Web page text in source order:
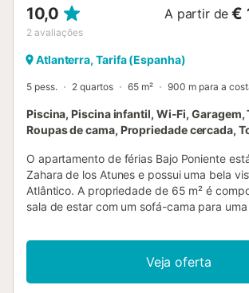
10,0
2 avaliações
A partir de €
Atlanterra, Tarifa (Espanha)
5 pess. 2 quartos 65 m² 900 m para a
Piscina, Piscina infantil, Wi-Fi, Garagem,
Roupas de cama, Propriedade cercada,
O apartamento de férias Bajo Poniente
Zahara de los Atunes e possui uma bela
Atlântico. A propriedade de 65 m² é
sala de estar com um sofá-cama para
banho e pode, portanto, acomodar 5
comodidades adicionais incluem Wi-Fi de
(adequado para chamadas de vídeo) com
trabalho dedicado para escritório em
Veja oferta